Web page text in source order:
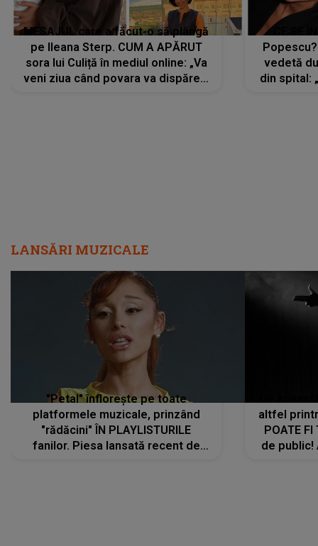
MESAJUL care a făcut-o să plângă
pe Ileana Sterp. CUM A APĂRUT
sora lui Culiță în mediul online: „Va
veni ziua când povara va dispărea,
vedetă
din spital:
LANSĂRI MUZICALE
"Petal" înflorește pe toate
platformele muzicale, prinzând
"rădăcini" ÎN PLAYLISTURILE
fanilor. Piesa lansată recent de
altfel
POATE FI
de public!